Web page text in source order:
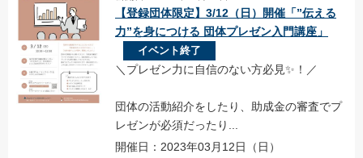
【登録団体限定】3/12（日）開催「”伝える
力”を身につける 団体プレゼン入門講座」
イベント終了
＼プレゼン力に自信のない方必見✨！／
団体の活動紹介をしたり、助成金の審査でプ
レゼンが必須だったり...
開催日：2023年03月12日（日）